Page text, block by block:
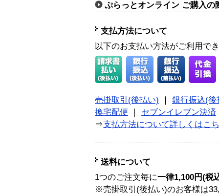
ぷらっとオンライン ご購入の
支払方法について
以下のお支払い方法がご利用で
売掛取引(後払い)
銀行振込(後
換宅配便
セブンイレブン決済
⇒支払方法について詳しくはこ
送料について
1つのご注文毎に一律1,100円(税
※売掛取引(後払い)のお客様は